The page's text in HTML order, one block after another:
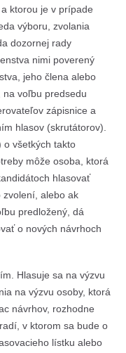
ktorou je v prípade
výboru, zvolania
dozornej rady
nimi poverený
jeho člena alebo
na voľbu predsedu
zápisnice a
hlasov (skrutátorov).
o všetkých takto
môže oso­ba, ktorá
hlasovať
zvolení, alebo ak
predložený, dá
o nových návrhoch
Hlasuje sa na výzvu
na výzvu osoby, ktorá
návrhov, rozhodne
v ktorom sa bude o
lístku alebo